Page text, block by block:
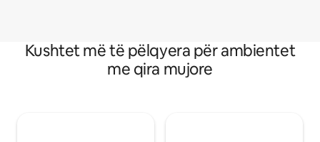
Kushtet më të pëlqyera për ambientet
me qira mujore